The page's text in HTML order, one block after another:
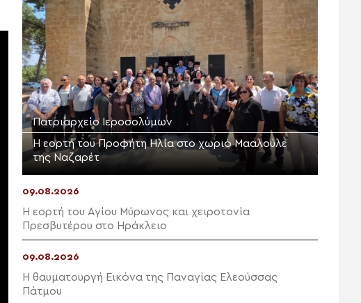
Πατριαρχείο Ιεροσολύμων
Η εορτή του Προφήτη Ηλία στο χωριό Μααλούλε
της Ναζαρέτ
09.08.2026
Η εορτή του Αγίου Μύρωνος και χειροτονία
Πρεσβυτέρου στο Ηράκλειο
09.08.2026
Η θαυματουργή Εικόνα της Παναγίας Ελεούσσας
Πάτμου